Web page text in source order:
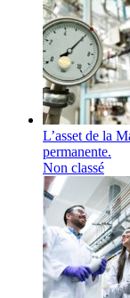
L’asset de la
permanente.
Non classé